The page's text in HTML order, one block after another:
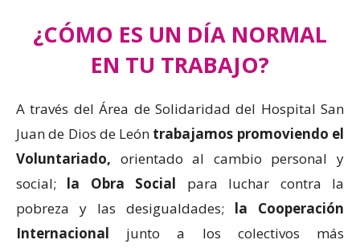
¿CÓMO ES UN DÍA NORMAL
EN TU TRABAJO?
A través del Área de Solidaridad del Hospital San
Juan de Dios de León trabajamos promoviendo el
Voluntariado, orientado al cambio personal y
social; la Obra Social para luchar contra la
pobreza y las desigualdades; la Cooperación
Internacional junto a los colectivos más